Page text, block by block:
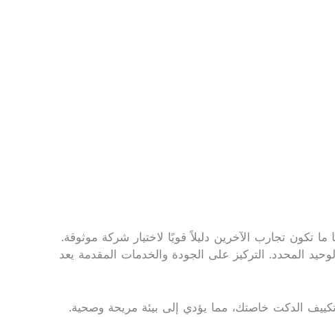
تكون تجارب الآخرين دليلاً قويًا لاختيار شركة موثوقة.
المحدد. التركيز على الجودة والخدمات المقدمة يعد
الدكت خاصتك، مما يؤدي إلى بيئة مريحة وصحية.